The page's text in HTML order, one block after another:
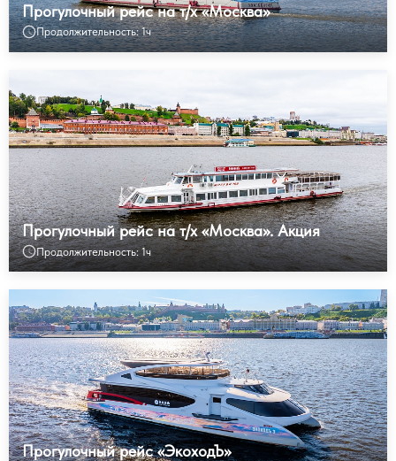
Прогулочный рейс на т/х «Москва»
Продолжительность: 1ч
Прогулочный рейс на т/х «Москва». Акция
Продолжительность: 1ч
Прогулочный рейс «ЭкоходЪ»